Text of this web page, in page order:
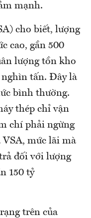
mạnh.
cho biết, lượng
cao, gần 500
lượng tồn kho
nghìn tấn. Đây là
bình thường.
thép chỉ vận
chí phải ngừng
mức lãi mà
đối với lượng
150 tỷ
trên của